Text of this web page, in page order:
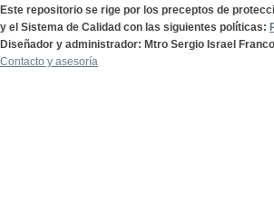
Este repositorio se rige por los preceptos de
y el Sistema de Calidad con las siguientes políticas:
Diseñador y administrador: Mtro Sergio Israel
Contacto y asesoría